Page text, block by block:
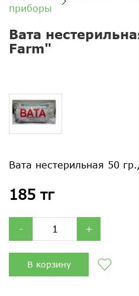
приборы
Вата
Farm"
Вата нестерильная 50
185 тг
- +
В корзину